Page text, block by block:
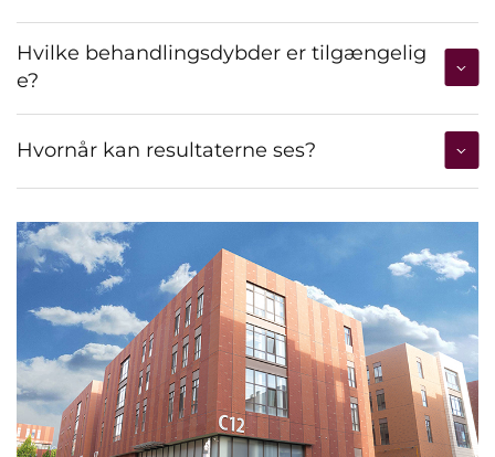
Hvilke behandlingsdybder er tilgængelig
e?
Hvornår kan resultaterne ses?